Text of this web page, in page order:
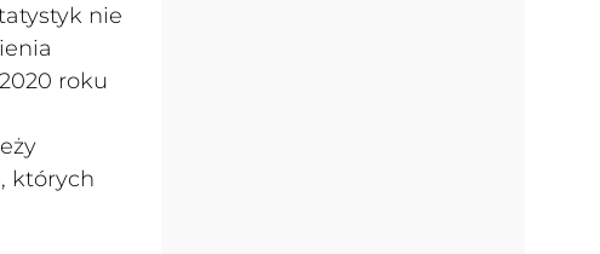
nie
roku
których